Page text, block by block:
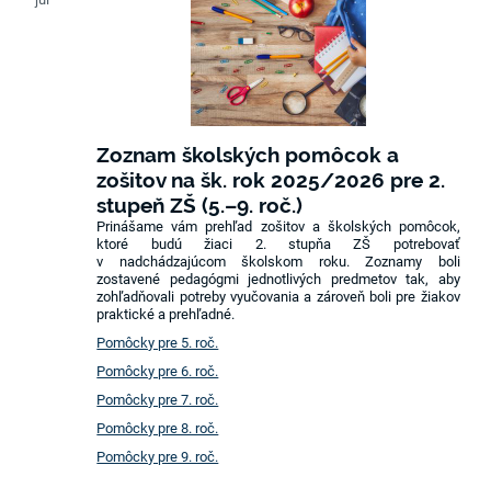
Zoznam školských pomôcok a
zošitov na šk. rok 2025/2026 pre 2.
stupeň ZŠ (5.–9. roč.)
Prinášame vám prehľad zošitov a školských pomôcok,
ktoré budú žiaci 2. stupňa ZŠ potrebovať
v nadchádzajúcom školskom roku. Zoznamy boli
zostavené pedagógmi jednotlivých predmetov tak, aby
zohľadňovali potreby vyučovania a zároveň boli pre žiakov
praktické a prehľadné.
Pomôcky pre 5. roč.
Pomôcky pre 6. roč.
Pomôcky pre 7. roč.
Pomôcky pre 8. roč.
Pomôcky pre 9. roč.